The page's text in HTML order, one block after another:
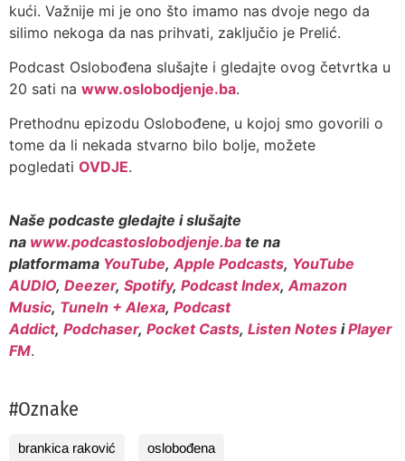
kući. Važnije mi je ono što imamo nas dvoje nego da
silimo nekoga da nas prihvati, zaključio je Prelić.
Podcast Oslobođena slušajte i gledajte ovog četvrtka u
20 sati na www.oslobodjenje.ba.
Prethodnu epizodu Oslobođene, u kojoj smo govorili o
tome da li nekada stvarno bilo bolje, možete
pogledati OVDJE.
Naše podcaste gledajte i slušajte
na www.podcastoslobodjenje.ba te na
platformama YouTube, Apple Podcasts, YouTube
AUDIO, Deezer, Spotify, Podcast Index, Amazon
Music, TuneIn + Alexa, Podcast
Addict, Podchaser, Pocket Casts, Listen Notes iPlayer
FM.
#Oznake
brankica raković oslobođena